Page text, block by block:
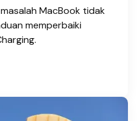
MacBook tidak
memperbaiki